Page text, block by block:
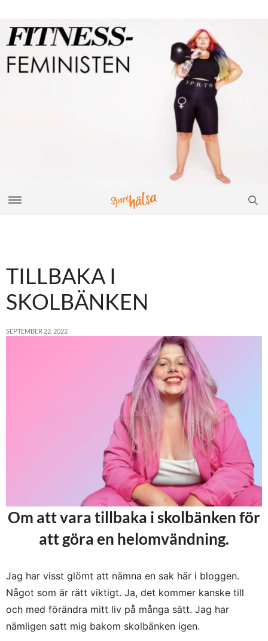
TILLBAKA I
SKOLBÄNKEN
SEPTEMBER 22, 2022
Om att vara tillbaka i skolbänken för
att göra en helomvändning.
Jag har visst glömt att nämna en sak här i bloggen.
Något som är rätt viktigt. Ja, det kommer kanske till
och med förändra mitt liv på många sätt. Jag har
nämligen satt mig bakom skolbänken igen.